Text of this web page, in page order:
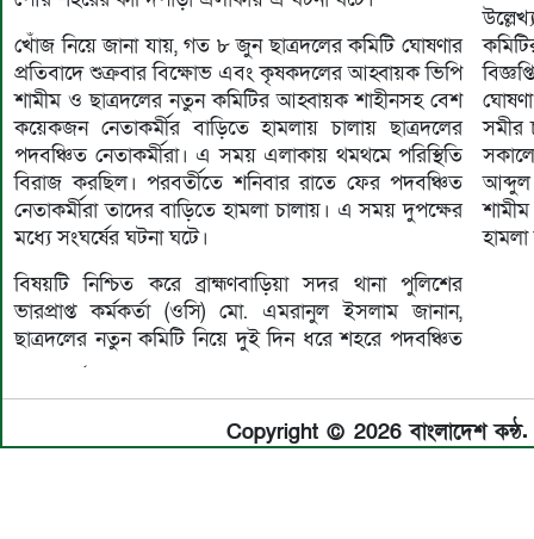
খোঁজ নিয়ে জানা যায়, গত ৮ জুন ছাত্রদলের কমিটি ঘোষণার
প্রতিবাদে শুক্রবার বিক্ষোভ এবং কৃষকদলের আহ্বায়ক ভিপি
শামীম ও ছাত্রদলের নতুন কমিটির আহ্বায়ক শাহীনসহ বেশ
কয়েকজন নেতাকর্মীর বাড়িতে হামলায় চালায় ছাত্রদলের
পদবঞ্চিত নেতাকর্মীরা। এ সময় এলাকায় থমথমে পরিস্থিতি
বিরাজ করছিল। পরবর্তীতে শনিবার রাতে ফের পদবঞ্চিত
নেতাকর্মীরা তাদের বাড়িতে হামলা চালায়। এ সময় দুপক্ষের
মধ্যে সংঘর্ষের ঘটনা ঘটে।
বিষয়টি নিশ্চিত করে ব্রাহ্মণবাড়িয়া সদর থানা পুলিশের
ভারপ্রাপ্ত কর্মকর্তা (ওসি) মো. এমরানুল ইসলাম জানান,
ছাত্রদলের নতুন কমিটি নিয়ে দুই দিন ধরে শহরে পদবঞ্চিত
সমীর
Copyright © 2026 বাংলাদেশ